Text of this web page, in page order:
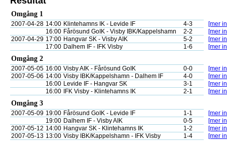
Omgång 1
2007-04-28 14:00 Klintehamns IK - Levide IF 4-3
[mer
16:00 Fårösund GoIK - Visby IBK/Kappelshamn 2-2
[mer
2007-04-29 17:00 Hangvar SK - Visby AIK 5-2
[mer
17:00 Dalhem IF - IFK Visby 1-6 [mer
Omgång 2
2007-05-05 16:00 Visby AIK - Fårösund GoIK 0-0
[mer
2007-05-06 14:00 Visby IBK/Kappelshamn - Dalhem IF 4-0
[mer
16:00 Levide IF - Hangvar SK 3-1
[mer
16:00
IFK Visby - Klintehamns IK 2-1 [mer
Omgång 3
2007-05-09 19:00 Fårösund GoIK - Levide IF 1-1
[mer
19:00 Dalhem IF - Visby AIK 0-5
[mer
2007-05-12 14:00 Hangvar SK - Klintehamns IK 1-2
[mer
2007-05-13 13:00 Visby IBK/Kappelshamn - IFK Visby 1-4 [mer